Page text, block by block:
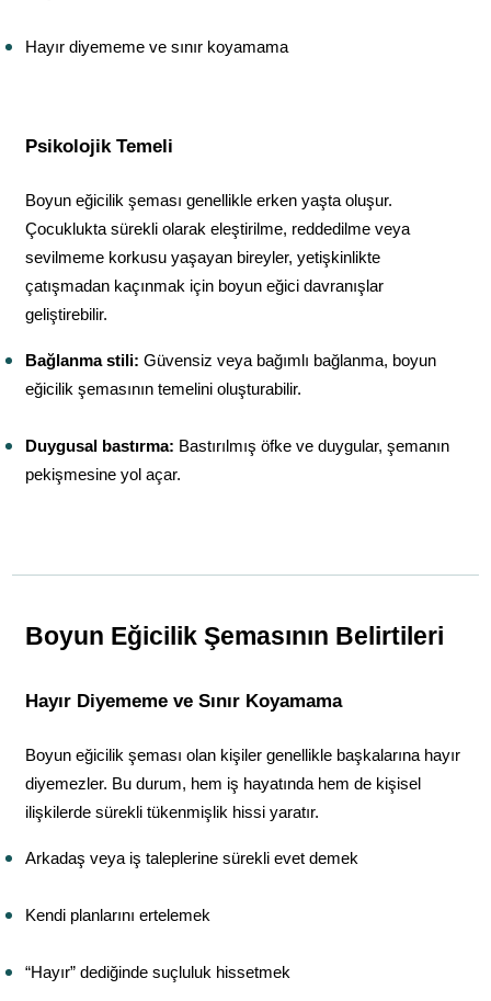
Hayır diyememe ve sınır koyamama
Psikolojik Temeli
Boyun eğicilik şeması genellikle erken yaşta oluşur.
Çocuklukta sürekli olarak eleştirilme, reddedilme veya
sevilmeme korkusu yaşayan bireyler, yetişkinlikte
çatışmadan kaçınmak için boyun eğici davranışlar
geliştirebilir.
Bağlanma stili: Güvensiz veya bağımlı bağlanma, boyun
eğicilik şemasının temelini oluşturabilir.
Duygusal bastırma: Bastırılmış öfke ve duygular, şemanın
pekişmesine yol açar.
Boyun Eğicilik Şemasının Belirtileri
Hayır Diyememe ve Sınır Koyamama
Boyun eğicilik şeması olan kişiler genellikle başkalarına hayır
diyemezler. Bu durum, hem iş hayatında hem de kişisel
ilişkilerde sürekli tükenmişlik hissi yaratır.
Arkadaş veya iş taleplerine sürekli evet demek
Kendi planlarını ertelemek
“Hayır” dediğinde suçluluk hissetmek